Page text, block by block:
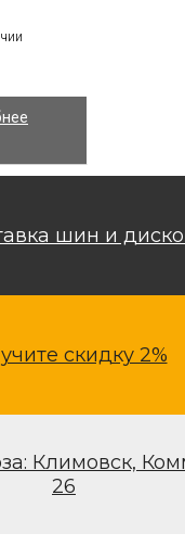
шин и
скидку 2%
Климовск,
26